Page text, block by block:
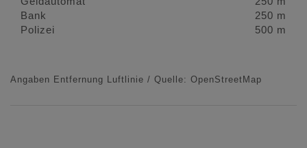
Bank
250 m
Polizei
500 m
Angaben Entfernung Luftlinie / Quelle: OpenStreetMap